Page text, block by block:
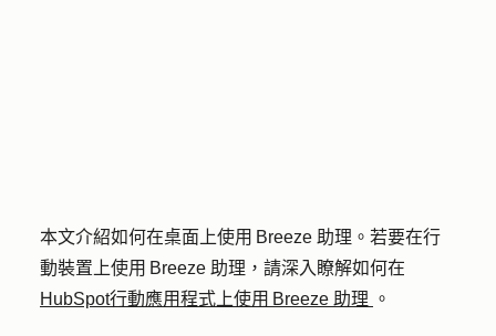
本文介紹如何在桌面上使用 Breeze 助理。若要在行
動裝置上使用 Breeze 助理，請深入瞭解如何在
HubSpot行動應用程式上使用 Breeze 助理 。